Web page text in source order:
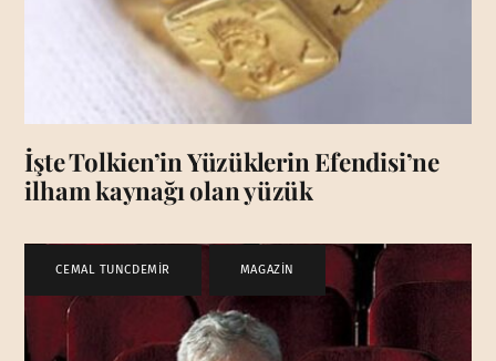
İşte Tolkien’in Yüzüklerin Efendisi’ne
ilham kaynağı olan yüzük
CEMAL TUNCDEMİR MAGAZİN